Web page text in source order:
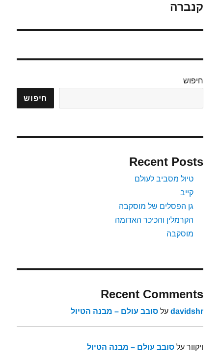
הפוסט
קנברה
חיפוש
חיפוש
Recent Posts
טיול מסביב לעולם
קייב
גן הפסלים של מוסקבה
הקרמלין והכיכר האדומה
מוסקבה
Recent Comments
davidshr עלסובב עולם – מבנה הטיול
ויקוור עלסובב עולם – מבנה הטיול